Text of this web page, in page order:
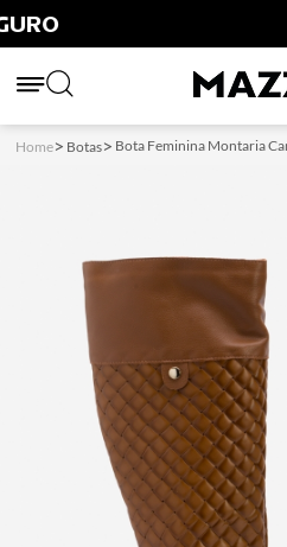
Home Botas Bota Feminina Montaria